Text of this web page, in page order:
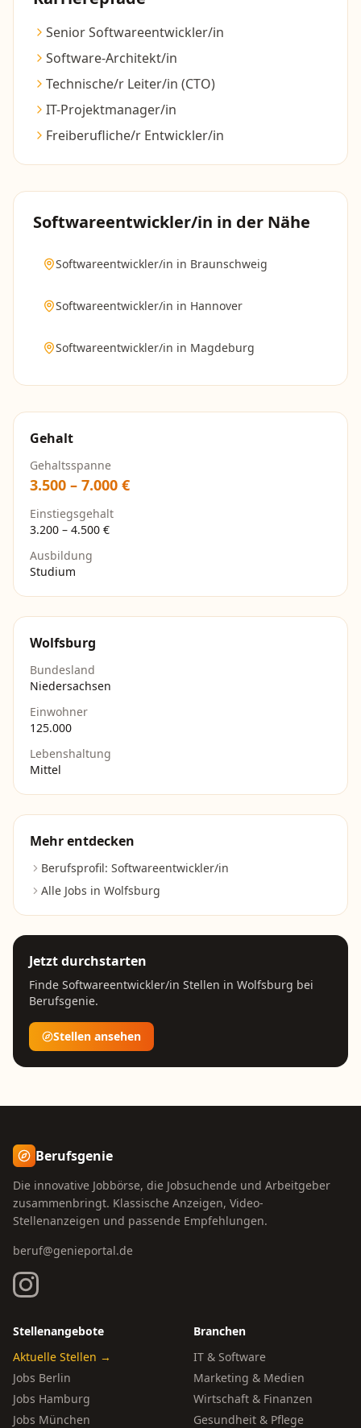
Senior Softwareentwickler/in
Software-Architekt/in
Technische/r Leiter/in (CTO)
IT-Projektmanager/in
Freiberufliche/r Entwickler/in
Softwareentwickler/in in der Nähe
Softwareentwickler/in in Braunschweig
Softwareentwickler/in in Hannover
Softwareentwickler/in in Magdeburg
Gehalt
Gehaltsspanne
3.500 – 7.000 €
Einstiegsgehalt
3.200 – 4.500 €
Ausbildung
Studium
Wolfsburg
Bundesland
Niedersachsen
Einwohner
125.000
Lebenshaltung
Mittel
Mehr entdecken
Berufsprofil: Softwareentwickler/in
Alle Jobs in Wolfsburg
Jetzt durchstarten
Finde Softwareentwickler/in Stellen in Wolfsburg bei
Berufsgenie.
Stellen ansehen
Berufsgenie
Die innovative Jobbörse, die Jobsuchende und Arbeitgeber
zusammenbringt. Klassische Anzeigen, Video-
Stellenanzeigen und passende Empfehlungen.
beruf@genieportal.de
Stellenangebote
Aktuelle Stellen →
Jobs Berlin
Jobs Hamburg
Jobs München
Branchen
IT & Software
Marketing & Medien
Wirtschaft & Finanzen
Gesundheit & Pflege